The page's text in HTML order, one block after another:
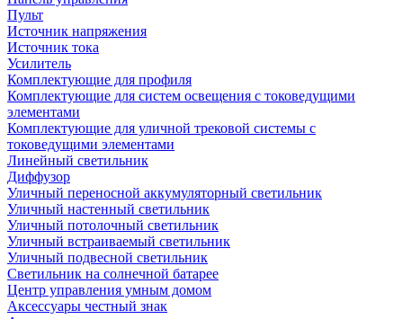
Пульт
Источник напряжения
Источник тока
Усилитель
Комплектующие для профиля
Комплектующие для систем освещения с токоведущими
элементами
Комплектующие для уличной трековой системы с
токоведущими элементами
Линейный светильник
Диффузор
Уличный переносной аккумуляторный светильник
Уличный настенный светильник
Уличный потолочный светильник
Уличный встраиваемый светильник
Уличный подвесной светильник
Светильник на солнечной батарее
Центр управления умным домом
Аксессуары честный знак